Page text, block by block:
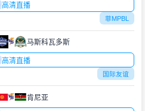
高清直播
菲MPBL
马斯科瓦多斯
高清直播
国际友谊
肯尼亚